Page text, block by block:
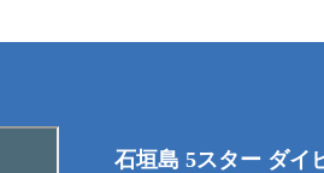
石垣島 5スター ダイ